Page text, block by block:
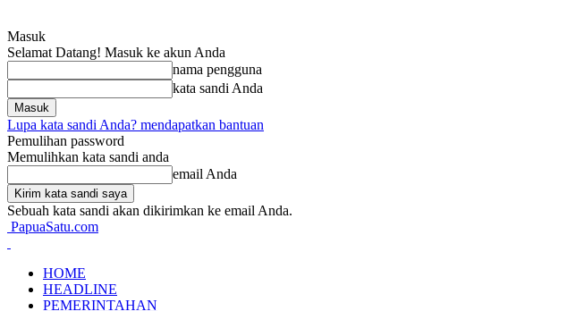
Masuk
Selamat Datang! Masuk ke akun Anda
nama pengguna
kata sandi Anda
Lupa kata sandi Anda? mendapatkan bantuan
Pemulihan password
Memulihkan kata sandi anda
email Anda
Sebuah kata sandi akan dikirimkan ke email Anda.
PapuaSatu.com
HOME
HEADLINE
PEMERINTAHAN